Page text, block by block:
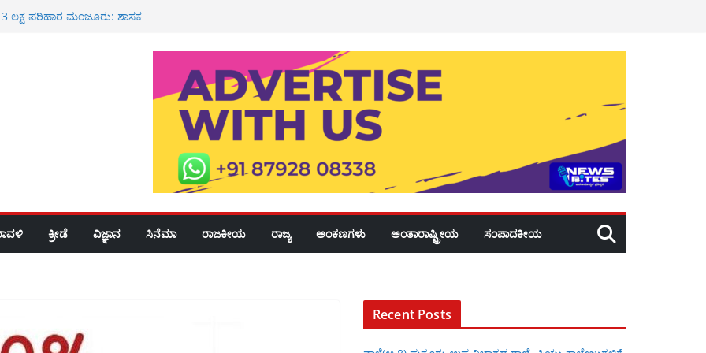
3 ಲಕ್ಷ ಪರಿಹಾರ ಮಂಜೂರು: ಶಾಸಕ
ಪಿಯು ಕಾಲೇಜುಗಳಿಗೆ ರಜೆ
ಮೃತ್ಯು: ಕುಟುಂಬಕ್ಕೆ 3 ಲಕ್ಷ ರೂ
ಕ್ರೀಡೆ ವಿಜ್ಞಾನ ಸಿನೆಮಾ ರಾಜಕೀಯ ರಾಜ್ಯ ಅಂಕಣಗಳು ಅಂತಾರಾಷ್ಟ್ರೀಯ ಸಂಪಾದಕೀಯ
Recent Posts